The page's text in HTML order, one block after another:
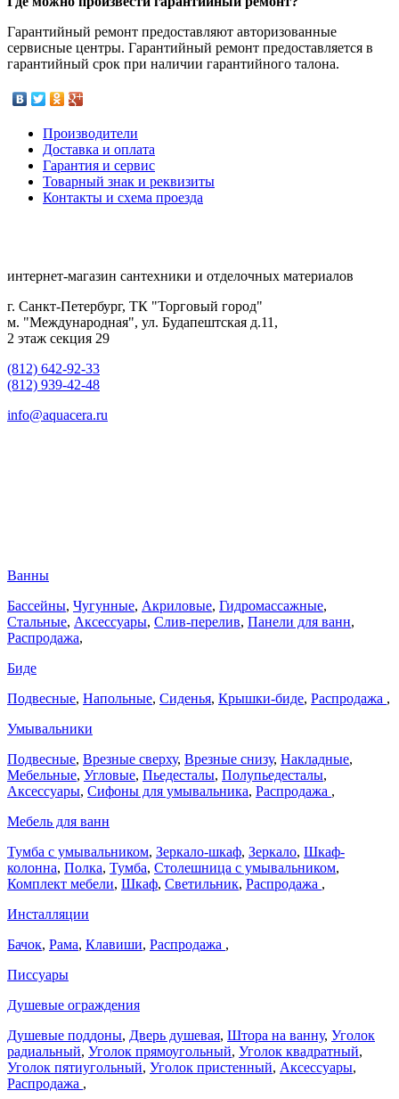
Гарантийный ремонт предоставляют авторизованные
сервисные центры. Гарантийный ремонт предоставляется в
гарантийный срок при наличии гарантийного талона.
Производители
Доставка и оплата
Гарантия и сервис
Товарный знак и реквизиты
Контакты и схема проезда
интернет-магазин сантехники и отделочных материалов
г. Санкт-Петербург, ТК "Торговый город"
м. "Международная", ул. Будапештская д.11,
2 этаж секция 29
(812) 642-92-33
(812) 939-42-48
info@aquacera.ru
Ванны
Бассейны, Чугунные, Акриловые, Гидромассажные,
Стальные, Аксессуары, Слив-перелив, Панели для ванн,
Распродажа,
Биде
Подвесные, Напольные, Сиденья, Крышки-биде, Распродажа ,
Умывальники
Подвесные, Врезные сверху, Врезные снизу, Накладные,
Мебельные, Угловые, Пьедесталы, Полупьедесталы,
Аксессуары, Сифоны для умывальника, Распродажа ,
Мебель для ванн
Тумба с умывальником, Зеркало-шкаф, Зеркало, Шкаф-
колонна, Полка, Тумба, Столешница с умывальником,
Комплект мебели, Шкаф, Светильник, Распродажа ,
Инсталляции
Бачок, Рама, Клавиши, Распродажа ,
Писсуары
Душевые ограждения
Душевые поддоны, Дверь душевая, Штора на ванну, Уголок
радиальный, Уголок прямоугольный, Уголок квадратный,
Уголок пятиугольный, Уголок пристенный, Аксессуары,
Распродажа ,